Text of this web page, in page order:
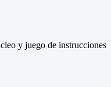
y juego de instrucciones